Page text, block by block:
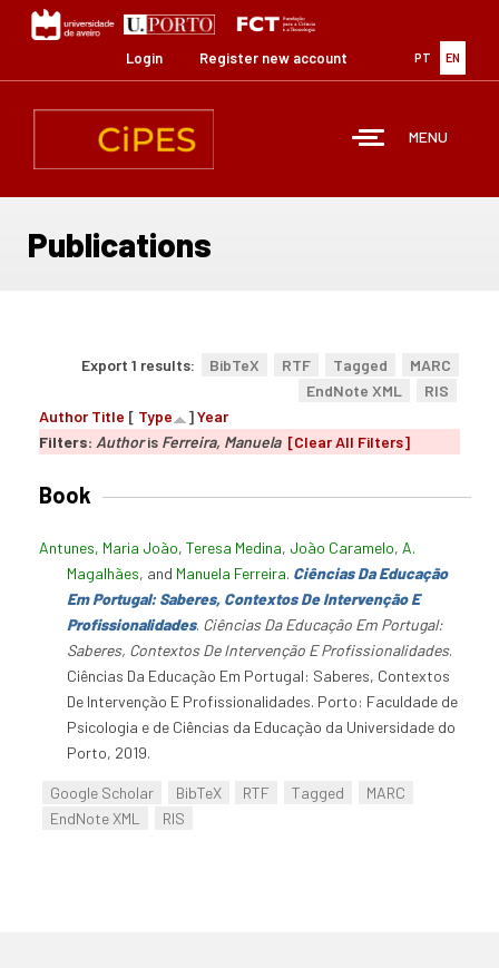
content
PT EN
Login Register new account
MENU
Publications
Export 1 results: BibTeX RTF Tagged
MARC
EndNote XML
RIS
Author Title [ Type ]Year
Filters: Authoris Ferreira, Manuela [Clear All Filters]
Book
Antunes, Maria João, Teresa Medina, João Caramelo, A.
Magalhães, and Manuela Ferreira. Ciências Da Educação
Em Portugal: Saberes, Contextos De Intervenção E
Profissionalidades. Ciências Da Educação Em Portugal:
Saberes, Contextos De Intervenção E Profissionalidades.
Ciências Da Educação Em Portugal: Saberes, Contextos
De Intervenção E Profissionalidades. Porto: Faculdade de
Psicologia e de Ciências da Educação da Universidade do
Porto, 2019.
Google Scholar BibTeX RTF Tagged
MARC
EndNote XML
RIS